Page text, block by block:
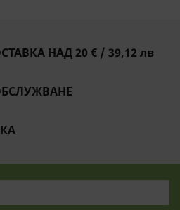
НАД 20 € / 39,12 лв